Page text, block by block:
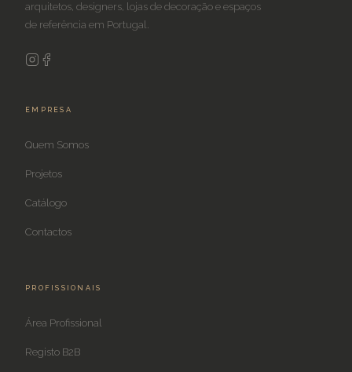
arquitetos, designers, lojas de decoração e espaços
de referência em Portugal.
EMPRESA
Quem Somos
Projetos
Catálogo
Contactos
PROFISSIONAIS
Área Profissional
Registo B2B